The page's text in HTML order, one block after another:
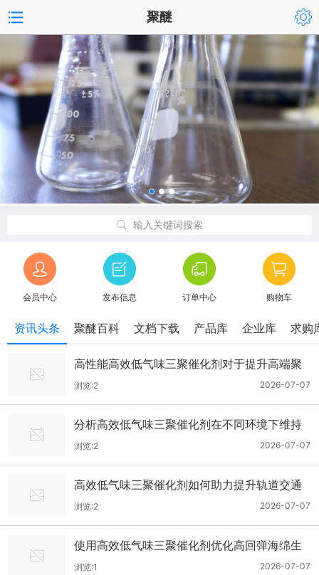
聚醚
输入关键词搜索
会员中心 发布信息 订单中心 购物车
资讯头条 聚醚百科 文档下载 产品库 企业库 求购
高性能高效低气味三聚催化剂对于提升高端聚
氨酯复合材料环保级别效能
2026-07-07
浏览:2
分析高效低气味三聚催化剂在不同环境下维持
催化性能且保证气味控制表现
2026-07-07
浏览:2
高效低气味三聚催化剂如何助力提升轨道交通
聚氨酯内饰件的室内空气质量
2026-07-07
浏览:2
使用高效低气味三聚催化剂优化高回弹海绵生
产流程并满足严苛环保出口
2026-07-07
浏览:1